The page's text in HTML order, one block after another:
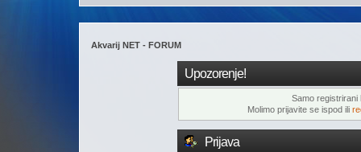
Akvarij NET - FORUM
Upozorenje!
Samo registrirani
Molimo prijavite se ispod ili
Prijava